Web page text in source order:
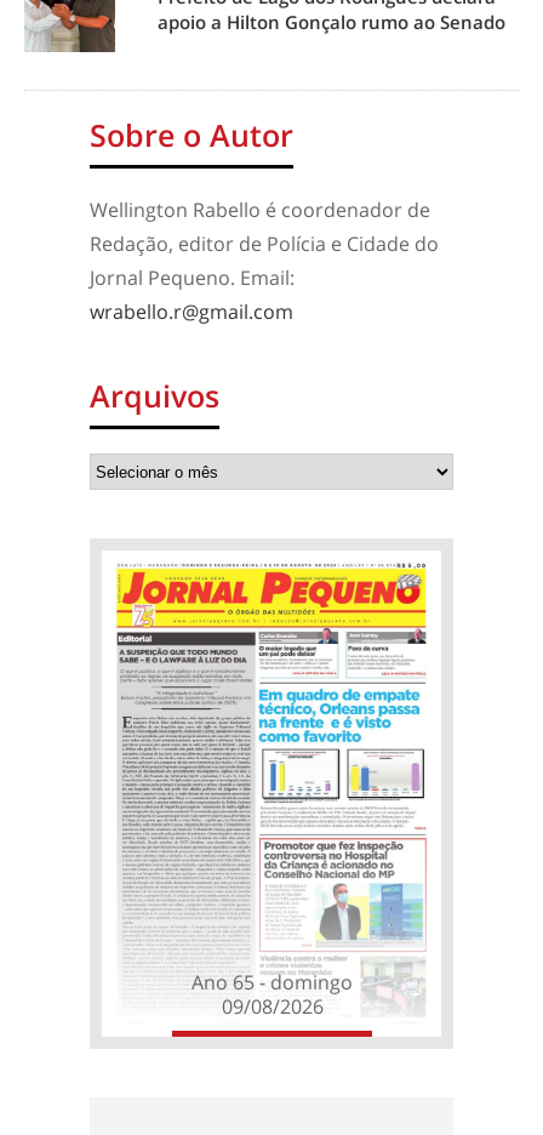
apoio a Hilton Gonçalo rumo ao Senado
Sobre o Autor
Wellington Rabello é coordenador de
Redação, editor de Polícia e Cidade do
Jornal Pequeno. Email:
wrabello.r@gmail.com
Arquivos
Ano 65 - domingo
09/08/2026